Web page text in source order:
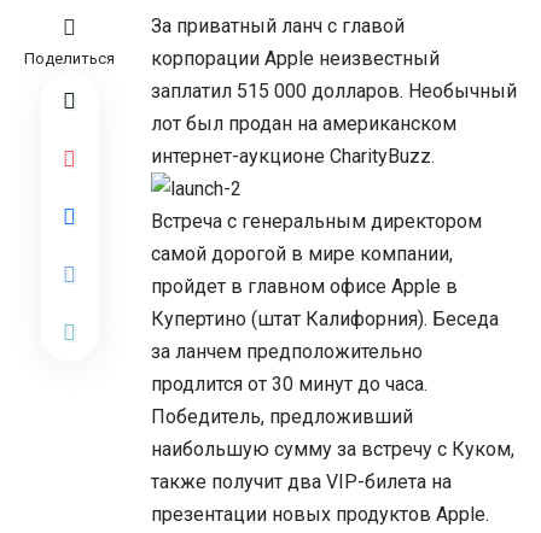
Поделиться
За приватный ланч с главой
корпорации Apple неизвестный
заплатил 515 000 долларов. Необычный
лот был продан на американском
интернет-аукционе CharityBuzz.
Встреча с генеральным директором
самой дорогой в мире компании,
пройдет в главном офисе Apple в
Купертино (штат Калифорния). Беседа
за ланчем предположительно
продлится от 30 минут до часа.
Победитель, предложивший
наибольшую сумму за встречу с Куком,
также получит два VIP-билета на
презентации новых продуктов Apple.